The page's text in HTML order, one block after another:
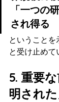
「一つの
され得る
ということ
と受け止めて
5. 重要
明され